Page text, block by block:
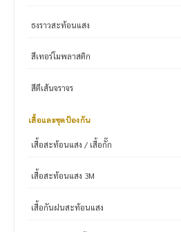
ธงราวสะท้อนแสง
สีเทอร์โมพลาสติก
สีตีเส้นจราจร
เสื้อและชุดป้องกัน
เสื้อสะท้อนแสง / เสื้อกั๊ก
เสื้อสะท้อนแสง 3M
เสื้อกันฝนสะท้อนแสง